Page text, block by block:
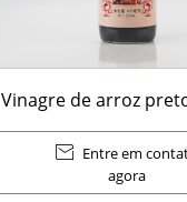
Vinagre de arroz
 Entre em
agora